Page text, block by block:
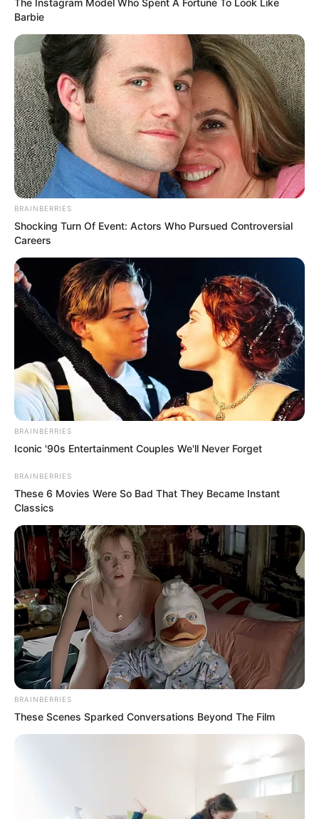
CONTENIDO PROMOCIONADO
Owning $10k+ In Medical Bills Or Loans?
Stop Paying Interest Immediately
JG WENTWORTH
Men, You Don't Need Viagra If You Do
This Once A Day
MEDVI
This Trick Is For Men In Their 40's To
Perform Better